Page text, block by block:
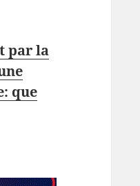
par la
que